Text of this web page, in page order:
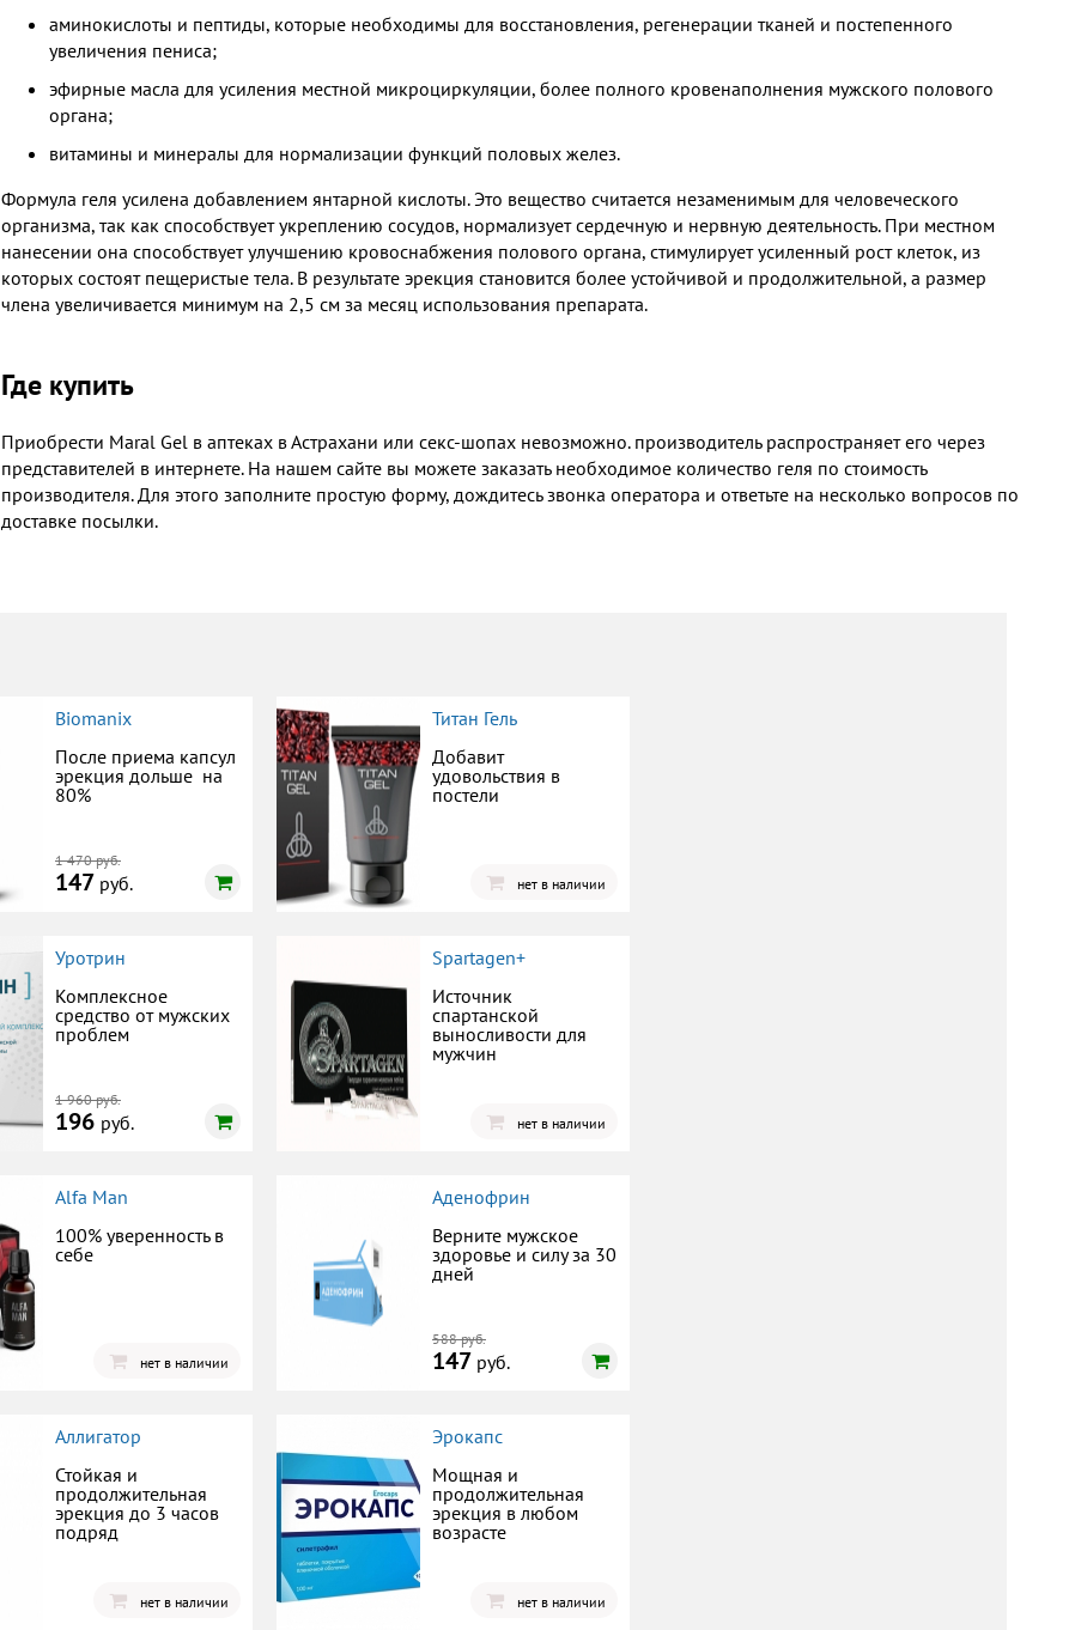
аминокислоты и пептиды, которые необходимы для восстановления, регенерации тканей и постепенного
увеличения пениса;
эфирные масла для усиления местной микроциркуляции, более полного кровенаполнения мужского полового
органа;
витамины и минералы для нормализации функций половых желез.
Формула геля усилена добавлением янтарной кислоты. Это вещество считается незаменимым для человеческого
организма, так как способствует укреплению сосудов, нормализует сердечную и нервную деятельность. При местном
нанесении она способствует улучшению кровоснабжения полового органа, стимулирует усиленный рост клеток, из
которых состоят пещеристые тела. В результате эрекция становится более устойчивой и продолжительной, а размер
члена увеличивается минимум на 2,5 см за месяц использования препарата.
Где купить
Приобрести Maral Gel в аптеках в Астрахани или секс-шопах невозможно. производитель распространяет его через
представителей в интернете. На нашем сайте вы можете заказать необходимое количество геля по стоимость
производителя. Для этого заполните простую форму, дождитесь звонка оператора и ответьте на несколько вопросов по
доставке посылки.
Biomanix
После приема капсул
эрекция дольше на
80%
1 470 руб.
147 руб.
Титан Гель
Добавит
удовольствия в
постели
нет в наличии
Уротрин
Комплексное
средство от мужских
проблем
1 960 руб.
196 руб.
Spartagen+
Источник
спартанской
выносливости для
мужчин
нет в наличии
Alfa Man
100% уверенность в
себе
нет в наличии
Аденофрин
Верните мужское
здоровье и силу за 30
дней
588 руб.
147 руб.
Аллигатор
Стойкая и
продолжительная
эрекция до 3 часов
подряд
нет в наличии
Эрокапс
Мощная и
продолжительная
эрекция в любом
возрасте
нет в наличии